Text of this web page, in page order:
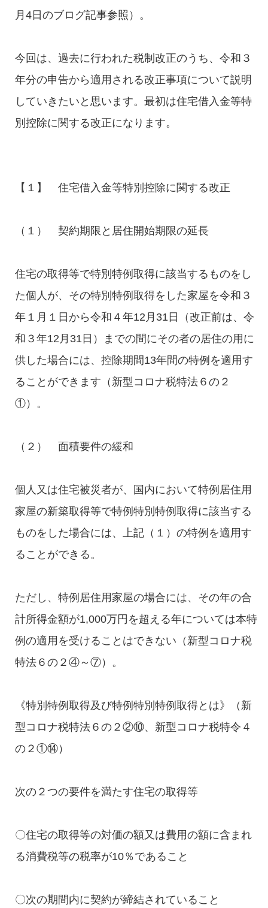
月4日のブログ記事参照）。
今回は、過去に行われた税制改正のうち、令和３
年分の申告から適用される改正事項について説明
していきたいと思います。最初は住宅借入金等特
別控除に関する改正になります。
【１】 住宅借入金等特別控除に関する改正
（１） 契約期限と居住開始期限の延長
住宅の取得等で特別特例取得に該当するものをし
た個人が、その特別特例取得をした家屋を令和３
年１月１日から令和４年12月31日（改正前は、令
和３年12月31日）までの間にその者の居住の用に
供した場合には、控除期間13年間の特例を適用す
ることができます（新型コロナ税特法６の２
①）。
（２） 面積要件の緩和
個人又は住宅被災者が、国内において特例居住用
家屋の新築取得等で特例特別特例取得に該当する
ものをした場合には、上記（１）の特例を適用す
ることができる。
ただし、特例居住用家屋の場合には、その年の合
計所得金額が1,000万円を超える年については本特
例の適用を受けることはできない（新型コロナ税
特法６の２④～⑦）。
《特別特例取得及び特例特別特例取得とは》（新
型コロナ税特法６の２②⑩、新型コロナ税特令４
の２①⑭）
次の２つの要件を満たす住宅の取得等
〇住宅の取得等の対価の額又は費用の額に含まれ
る消費税等の税率が10％であること
〇次の期間内に契約が締結されていること